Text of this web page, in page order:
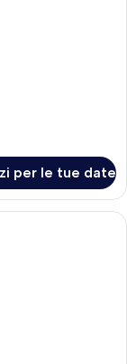
per le tue date
letto con un letto,